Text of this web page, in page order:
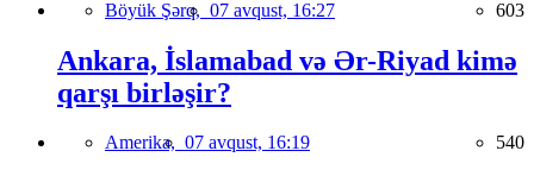
Böyük Şərq, 07 avqust, 16:27 603
Ankara, İslamabad və Ər-Riyad kimə
qarşı birləşir?
Amerika, 07 avqust, 16:19 540